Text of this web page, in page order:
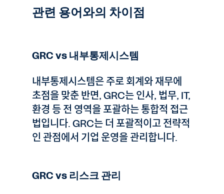
관련 용어와의 차이점
GRC vs 내부통제시스템
내부통제시스템은 주로 회계와 재무에
초점을 맞춘 반면, GRC는 인사, 법무, IT,
환경 등 전 영역을 포괄하는 통합적 접근
법입니다. GRC는 더 포괄적이고 전략적
인 관점에서 기업 운영을 관리합니다.
GRC vs 리스크 관리